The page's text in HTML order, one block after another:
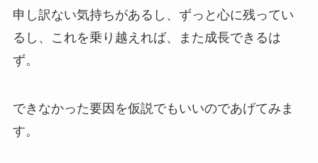
申し訳ない気持ちがあるし、ずっと心に残ってい
るし、これを乗り越えれば、また成長できるは
ず。
できなかった要因を仮説でもいいのであげてみま
す。